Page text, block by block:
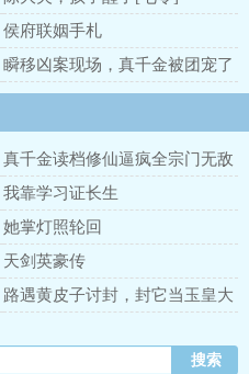
侯府联姻手札
瞬移凶案现场，真千金被团宠了
真千金读档修仙逼疯全宗门无敌
了
我靠学习证长生
她掌灯照轮回
天剑英豪传
路遇黄皮子讨封，封它当玉皇大